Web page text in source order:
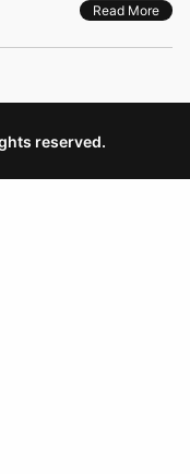
Read More
reserved.